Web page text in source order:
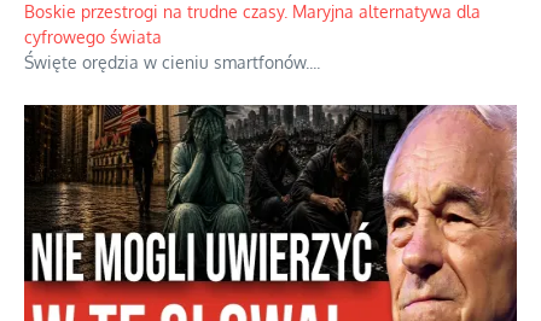
Boskie przestrogi na trudne czasy. Maryjna alternatywa dla
cyfrowego świata
Święte orędzia w cieniu smartfonów.